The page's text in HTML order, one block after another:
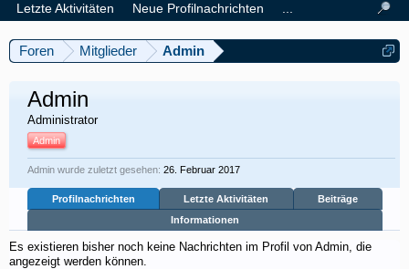
Foren Mitglieder Admin
Admin
Administrator
Admin
Admin wurde zuletzt gesehen: 26. Februar 2017
Profilnachrichten Letzte Aktivitäten
Beiträge
Informationen
Es existieren bisher noch keine Nachrichten im Profil von Admin, die
angezeigt werden können.
Letzte Aktivitäten
Neue Profilnachrichten